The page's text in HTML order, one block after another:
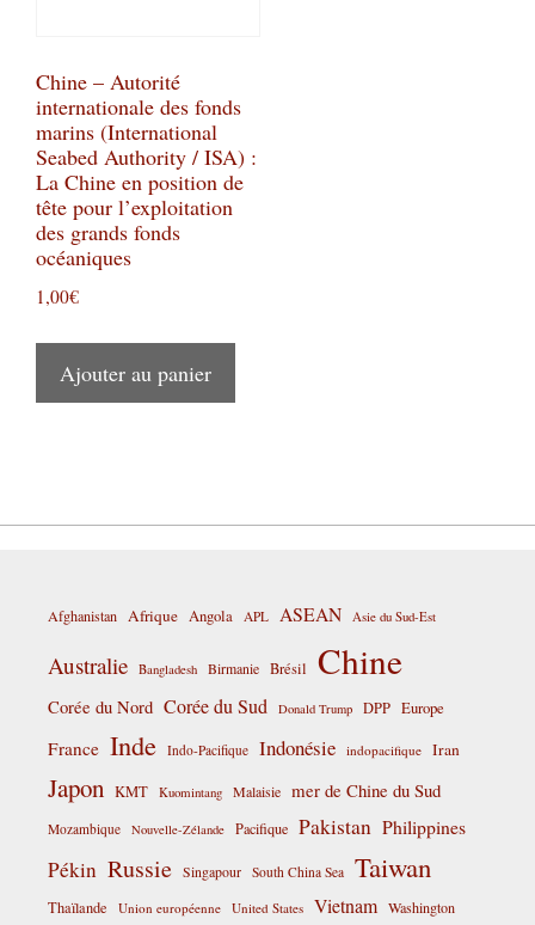
Chine – Autorité
internationale des fonds
marins (International
Seabed Authority / ISA) :
La Chine en position de
tête pour l’exploitation
des grands fonds
océaniques
1,00€
Ajouter au panier
Afghanistan Afrique Angola APL ASEAN Asie du Sud-Est
Australie Bangladesh Birmanie Brésil Chine
Corée du Nord Corée du Sud Donald Trump DPP Europe
France Inde Indo-Pacifique Indonésie indopacifique Iran
Japon KMT Kuomintang Malaisie mer de Chine du Sud
Mozambique Nouvelle-Zélande Pacifique Pakistan Philippines
Pékin Russie Singapour South China Sea Taiwan
Thaïlande Union européenne United States Vietnam Washington